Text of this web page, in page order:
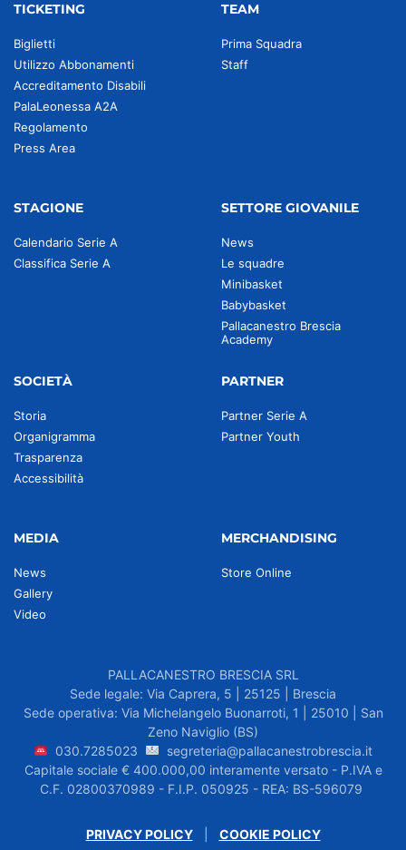
TICKETING
Biglietti
Utilizzo Abbonamenti
Accreditamento Disabili
PalaLeonessa A2A
Regolamento
Press Area
TEAM
Prima Squadra
Staff
STAGIONE
Calendario Serie A
Classifica Serie A
SETTORE GIOVANILE
News
Le squadre
Minibasket
Babybasket
Pallacanestro Brescia
Academy
SOCIETÀ
Storia
Organigramma
Trasparenza
Accessibilità
PARTNER
Partner Serie A
Partner Youth
MEDIA
News
Gallery
Video
MERCHANDISING
Store Online
PALLACANESTRO BRESCIA SRL
Sede legale: Via Caprera, 5 | 25125 | Brescia
Sede operativa: Via Michelangelo Buonarroti, 1 | 25010 | San
Zeno Naviglio (BS)
030.7285023
segreteria@pallacanestrobrescia.it
Capitale sociale € 400.000,00 interamente versato - P.IVA e
C.F. 02800370989 - F.I.P. 050925 - REA: BS-596079
PRIVACY POLICY| COOKIE POLICY